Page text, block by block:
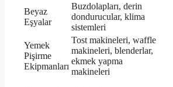
Beyaz
Eşyalar
Buzdolapları, derin
dondurucular, klima
sistemleri
Yemek
Pişirme
Ekipmanları
Tost makineleri, waffle
makineleri, blenderlar,
ekmek yapma
makineleri